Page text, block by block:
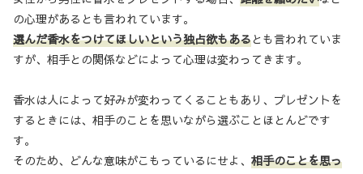
の心理があるとも言われています。
選んだ香水をつけてほしいという独占欲もあるとも言われていま
すが、相手との関係などによって心理は変わってきます。
香水は人によって好みが変わってくることもあり、プレゼントを
するときには、相手のことを思いながら選ぶことほとんどです
す。
そのため、どんな意味がこもっているにせよ、 相手のことを思っ